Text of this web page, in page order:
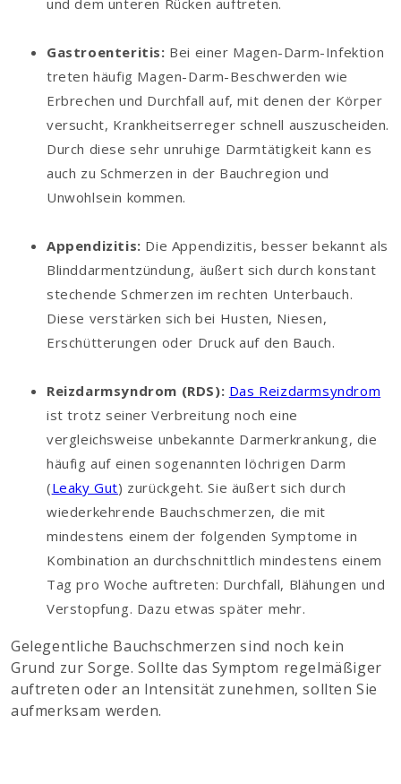
und dem unteren Rücken auftreten.
Gastroenteritis: Bei einer Magen-Darm-Infektion
treten häufig Magen-Darm-Beschwerden wie
Erbrechen und Durchfall auf, mit denen der Körper
versucht, Krankheitserreger schnell auszuscheiden.
Durch diese sehr unruhige Darmtätigkeit kann es
auch zu Schmerzen in der Bauchregion und
Unwohlsein kommen.
Appendizitis: Die Appendizitis, besser bekannt als
Blinddarmentzündung, äußert sich durch konstant
stechende Schmerzen im rechten Unterbauch.
Diese verstärken sich bei Husten, Niesen,
Erschütterungen oder Druck auf den Bauch.
Reizdarmsyndrom (RDS): Das Reizdarmsyndrom
ist trotz seiner Verbreitung noch eine
vergleichsweise unbekannte Darmerkrankung, die
häufig auf einen sogenannten löchrigen Darm
(Leaky Gut) zurückgeht. Sie äußert sich durch
wiederkehrende Bauchschmerzen, die mit
mindestens einem der folgenden Symptome in
Kombination an durchschnittlich mindestens einem
Tag pro Woche auftreten: Durchfall, Blähungen und
Verstopfung. Dazu etwas später mehr.
Gelegentliche Bauchschmerzen sind noch kein
Grund zur Sorge. Sollte das Symptom regelmäßiger
auftreten oder an Intensität zunehmen, sollten Sie
aufmerksam werden.